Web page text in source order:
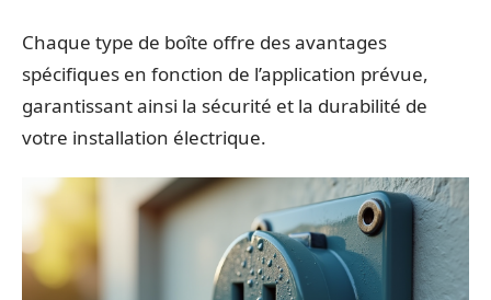
Chaque type de boîte offre des avantages
spécifiques en fonction de l’application prévue,
garantissant ainsi la sécurité et la durabilité de
votre installation électrique.